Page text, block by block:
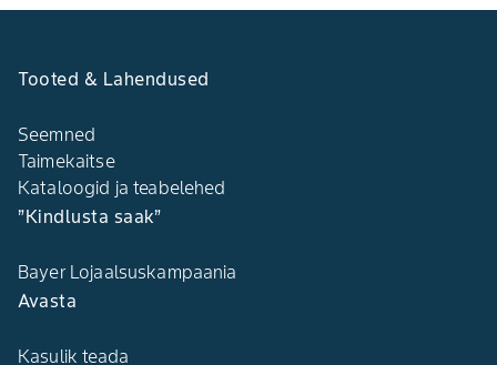
Tooted & Lahendused
Seemned
Taimekaitse
Kataloogid ja teabelehed
”Kindlusta saak”
Bayer Lojaalsuskampaania
Avasta
Kasulik teada